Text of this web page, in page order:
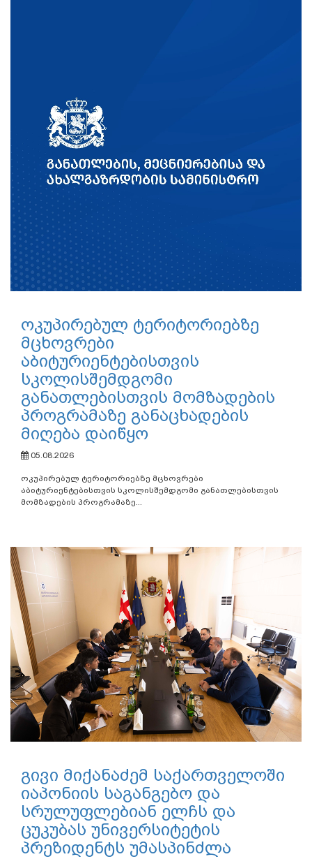
ოკუპირებულ ტერიტორიებზე
მცხოვრები
აბიტურიენტებისთვის
სკოლისშემდგომი
განათლებისთვის მომზადების
პროგრამაზე განაცხადების
მიღება დაიწყო
05.08.2026
ოკუპირებულ ტერიტორიებზე მცხოვრები
აბიტურიენტებისთვის სკოლისშემდგომი განათლებისთვის
მომზადების პროგრამაზე...
გივი მიქანაძემ საქართველოში
იაპონიის საგანგებო და
სრულუფლებიან ელჩს და
ცუკუბას უნივერსიტეტის
პრეზიდენტს უმასპინძლა